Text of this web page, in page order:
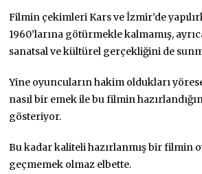
Filmin çekimleri Kars ve İzmir’de
1960’larına götürmekle kalmamış,
sanatsal ve kültürel gerçekliğini de
Yine oyuncuların hakim oldukları
nasıl bir emek ile bu filmin
gösteriyor.
Bu kadar kaliteli hazırlanmış bir filmin
geçmemek olmaz elbette.